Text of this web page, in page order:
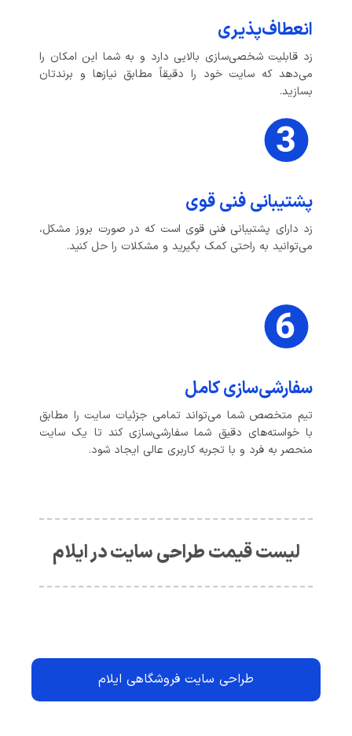
انعطاف‌پذیری
زد قابلیت شخصی‌سازی بالایی دارد و به شما این امکان را
می‌دهد که سایت خود را دقیقاً مطابق نیازها و برندتان
بسازید.
پشتیبانی فنی قوی
زد دارای پشتیبانی فنی قوی است که در صورت بروز مشکل،
می‌توانید به راحتی کمک بگیرید و مشکلات را حل کنید.
سفارشی‌سازی کامل
تیم متخصص شما می‌تواند تمامی جزئیات سایت را مطابق
با خواسته‌های دقیق شما سفارشی‌سازی کند تا یک سایت
منحصر به فرد و با تجربه کاربری عالی ایجاد شود.
لیست قیمت طراحی سایت در ایلام
طراحی سایت فروشگاهی ایلام